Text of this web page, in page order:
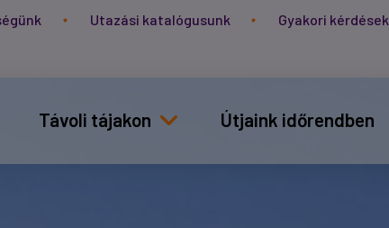
Utazási katalógusunk Gyakori kérdések
Távoli tájakon Útjaink időrendben